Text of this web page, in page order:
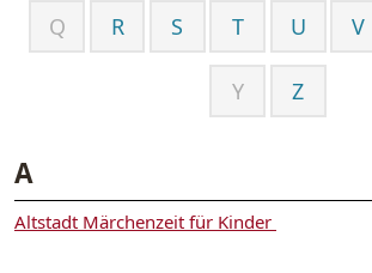
Q R S T U V
Y Z
A
Altstadt Märchenzeit für Kinder